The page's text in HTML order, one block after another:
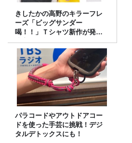
きしたかの高野のキラーフレ
ーズ「ビッグサンダー
喝！！」Ｔシャツ新作が発売
決定！
パラコードやアウトドアコー
ドを使った手芸に挑戦！デジ
タルデトックスにも！